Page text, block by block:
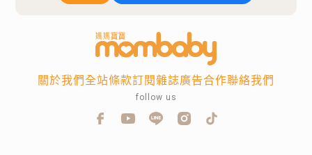
關於我們全站條款訂閱雜誌廣告合作聯絡我們
follow us